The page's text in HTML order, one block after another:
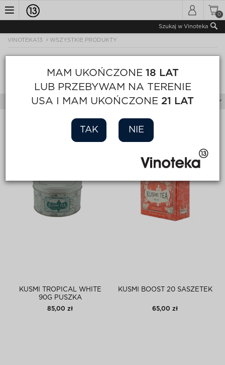
Toggle
0
Szukaj w Vinoteka
VINOTEKA13 WSZYSTKIE PRODUKTY
WSZYSTKIE PRODUKTY
Filtry
Sortuj Wyświetl Strona 1 z 1
KUSMI TROPICAL WHITE
90G PUSZKA
85,00 zł
KUSMI BOOST 20 SASZETEK
65,00 zł
MAM UKOŃCZONE 18 LAT
LUB PRZEBYWAM NA TERENIE
USA I MAM UKOŃCZONE 21 LAT
TAK NIE